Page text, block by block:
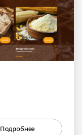
Подробнее